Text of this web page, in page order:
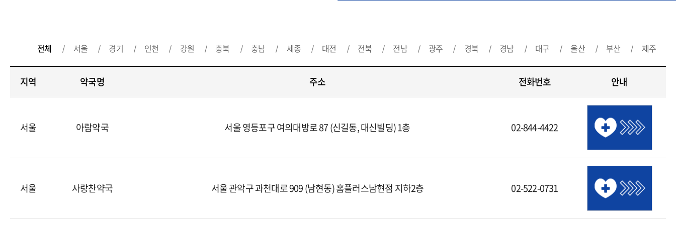
전체 서울 경기 인천 강원 충북 충남 세종 대전 전북 전남 광주 경북 경남 대구 울산 부산 제주
지역 약국명 주소 전화번호 안내
서울 아람약국 서울 영등포구 여의대방로 87 (신길동, 대신빌딩) 1층 02-844-4422
서울 사랑찬약국 서울 관악구 과천대로 909 (남현동) 홈플러스남현점 지하2층 02-522-0731